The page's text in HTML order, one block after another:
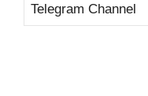
Telegram Channel